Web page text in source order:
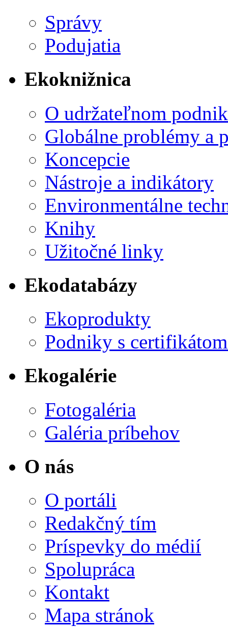
Správy
Podujatia
Ekoknižnica
O udržateľnom
Globálne problémy a
Koncepcie
Nástroje a indikátory
Environmentálne
Knihy
Užitočné linky
Ekodatabázy
Ekoprodukty
Podniky s
Ekogalérie
Fotogaléria
Galéria príbehov
O nás
O portáli
Redakčný tím
Príspevky do médií
Spolupráca
Kontakt
Mapa stránok